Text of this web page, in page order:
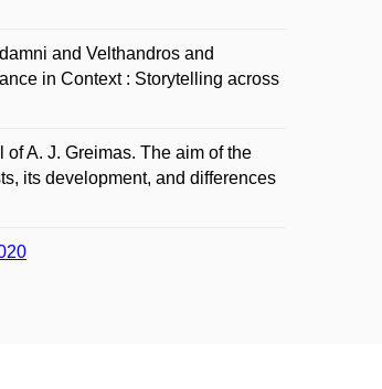
and Velthandros and
in Context : Storytelling across
A. J. Greimas. The aim of the
its development, and differences